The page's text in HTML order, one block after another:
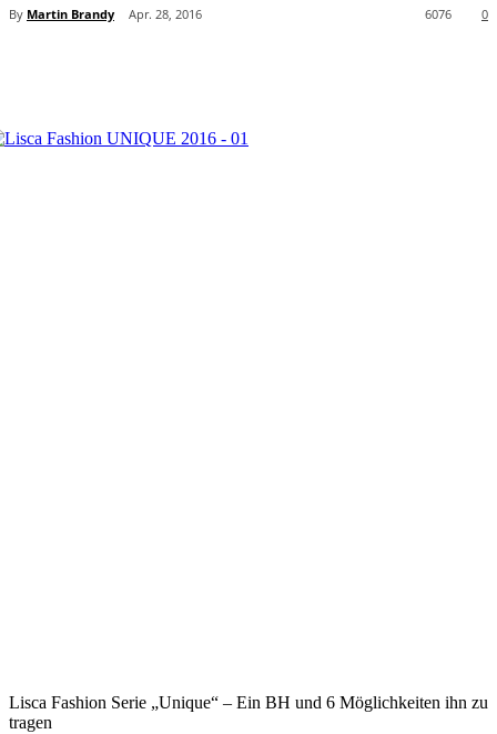
By Martin Brandy Apr. 28, 2016 0
6076
Lisca Fashion Serie „Unique“ – Ein BH und 6 Möglichkeiten ihn zu
tragen